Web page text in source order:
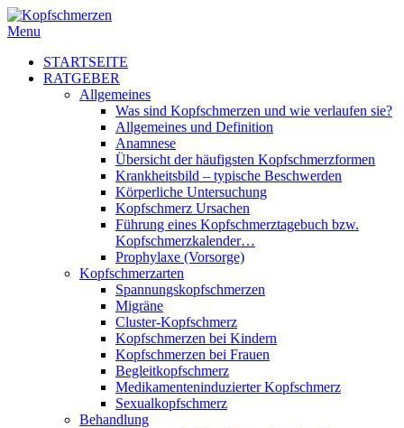
Menu
STARTSEITE
RATGEBER
Allgemeines
Was sind Kopfschmerzen und wie verlaufen sie?
Allgemeines und Definition
Anamnese
Übersicht der häufigsten Kopfschmerzformen
Krankheitsbild – typische Beschwerden
Körperliche Untersuchung
Kopfschmerz Ursachen
Führung eines Kopfschmerztagebuch bzw.
Kopfschmerzkalender…
Prophylaxe (Vorsorge)
Kopfschmerzarten
Spannungskopfschmerzen
Migräne
Cluster-Kopfschmerz
Kopfschmerzen bei Kindern
Kopfschmerzen bei Frauen
Begleitkopfschmerz
Medikamenteninduzierter Kopfschmerz
Sexualkopfschmerz
Behandlung